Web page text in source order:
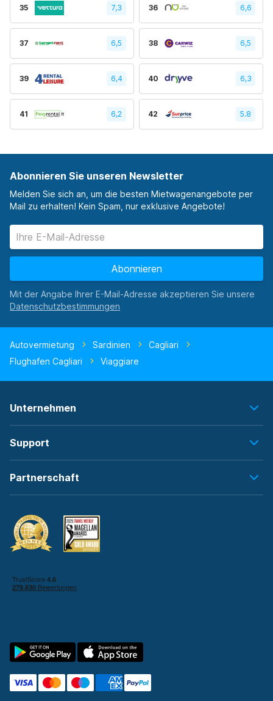
35 7,3 36 6,6
37 6,5 38 6,5
39 6,4 40 6,3
41 6,2 42 5.8
Abonnieren Sie unseren Newsletter
Melden Sie sich an, um die besten Mietwagenangebote per
Mail zu erhalten! Kein Spam, nur exklusive Angebote!
Abonnieren
Mit der Angabe Ihrer E-Mail-Adresse akzeptieren Sie unsere
Autovermietung Sardinien
Cagliari
Flughafen Cagliari
Viaggiare
Unternehmen
Support
Partnerschaft